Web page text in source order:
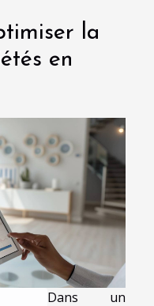
la
en
Dans un